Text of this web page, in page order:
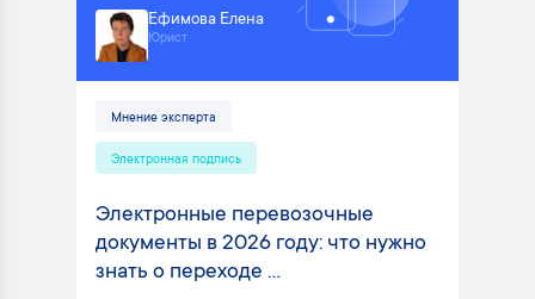
Ефимова Елена
Юрист
Мнение эксперта
Электронная подпись
Электронные перевозочные
документы в 2026 году: что нужно
знать о переходе ...